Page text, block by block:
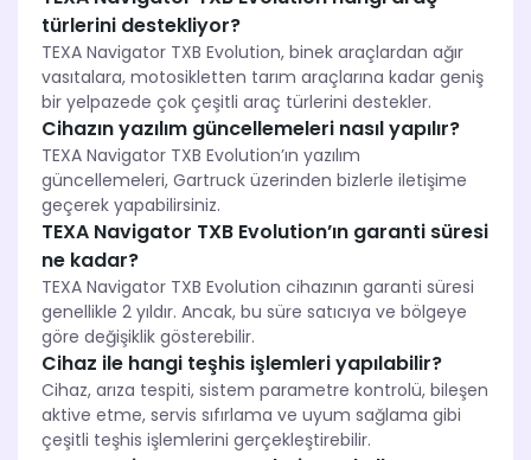
türlerini destekliyor?
TEXA Navigator TXB Evolution, binek araçlardan ağır
vasıtalara, motosikletten tarım araçlarına kadar geniş
bir yelpazede çok çeşitli araç türlerini destekler.
Cihazın yazılım güncellemeleri nasıl yapılır?
TEXA Navigator TXB Evolution’ın yazılım
güncellemeleri, Gartruck üzerinden bizlerle iletişime
geçerek yapabilirsiniz.
TEXA Navigator TXB Evolution’ın garanti süresi
ne kadar?
TEXA Navigator TXB Evolution cihazının garanti süresi
genellikle 2 yıldır. Ancak, bu süre satıcıya ve bölgeye
göre değişiklik gösterebilir.
Cihaz ile hangi teşhis işlemleri yapılabilir?
Cihaz, arıza tespiti, sistem parametre kontrolü, bileşen
aktive etme, servis sıfırlama ve uyum sağlama gibi
çeşitli teşhis işlemlerini gerçekleştirebilir.